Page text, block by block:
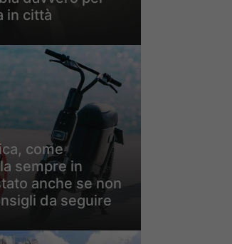
in città
come
sempre in
anche se non
da seguire